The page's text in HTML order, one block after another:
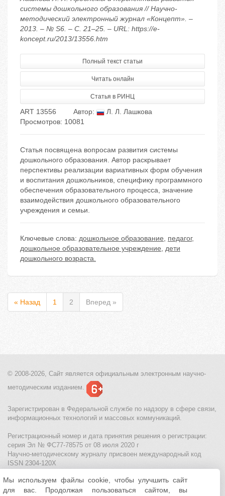
системы дошкольного образования // Научно-
методический электронный журнал «Концепт». –
2013. – № S6. – С. 21–25. – URL: https://e-
koncept.ru/2013/13556.htm
Полный текст статьи
Читать онлайн
Статья в РИНЦ
ART 13556 Автор:
Л. Л. Лашкова
Просмотров: 10081
Статья посвящена вопросам развития системы
дошкольного образования. Автор раскрывает
перспективы реализации вариативных форм обучения
и воспитания дошкольников, специфику программного
обеспечения образовательного процесса, значение
взаимодействия дошкольного образовательного
учреждения и семьи.
Ключевые слова: дошкольное образование, педагог,
дошкольное образовательное учреждение, дети
дошкольного возраста.
« Назад 1 2 Вперед »
© 2008-2026, Сайт является официальным электронным научно-
методическим изданием.
Зарегистрирован в Федеральной службе по надзору в сфере связи,
информационных технологий и массовых коммуникаций.
Регистрационный номер и дата принятия решения о регистрации:
серия Эл № ФС77-78575 от 08 июля 2020 г
Научно-методическому журналу присвоен международный код
ISSN 2304-120X
МЦИТО|Школьные олимпиады и онлайн конкурсы для детей
Политика использования файлов cookie| Политика обработки и
Мы используем файлы cookie, чтобы улучшить сайт
для вас. Продолжая пользоваться сайтом, вы